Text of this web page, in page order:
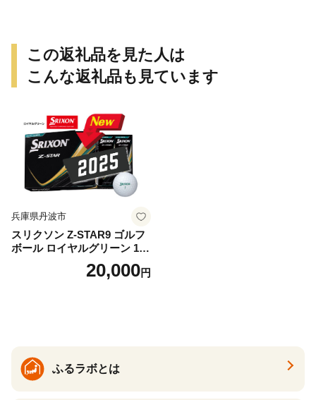
県 小牧市 送料無料
この返礼品を見た人は
こんな返礼品も見ています
兵庫県丹波市
スリクソン Z-STAR9 ゴルフ
ボール ロイヤルグリーン 1ダ
ース 12球 兵庫県丹波市 ふる
20,000円
ふるラボとは